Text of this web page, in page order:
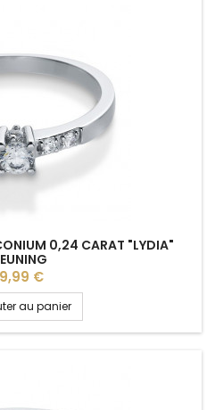
0,24 CARAT "LYDIA"
€
au panier